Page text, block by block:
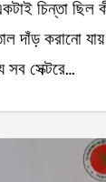
দাঁড় করানো
সব সেক্টরে…